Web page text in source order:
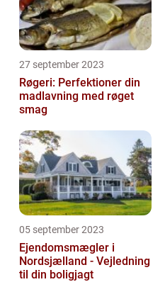
27 september 2023
Røgeri: Perfektioner din
madlavning med røget
smag
05 september 2023
Ejendomsmægler i
Nordsjælland - Vejledning
til din boligjagt